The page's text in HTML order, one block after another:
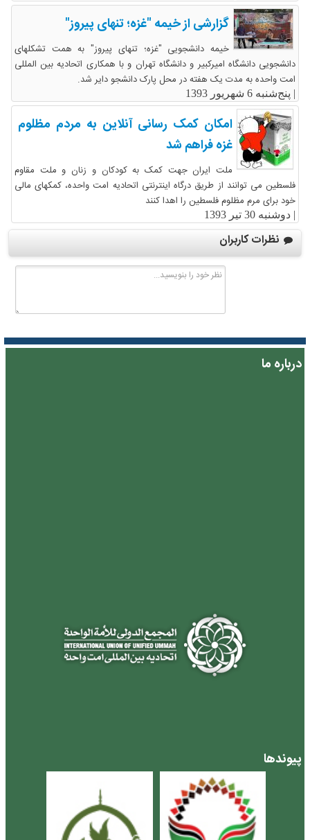
گزارشی از خیمه "غزه؛ تنهای پیروز"
خیمه دانشجویی "غزه؛ تنهای پیروز" به همت تشکلهای
دانشجویی دانشگاه امیرکبیر و دانشگاه تهران و با همکاری اتحادیه بین المللی
امت واحده به مدت یک هفته در محل پارک دانشجو دایر شد.
پنج‌شنبه 6 شهریور 1393
امکان کمک رسانی آنلاین به مردم مظلوم
غزه فراهم شد
ملت ایران جهت کمک به کودکان و زنان و ملت مقاوم
فلسطین می توانند از طریق درگاه اینترنتی اتحادیه امت واحده، کمکهای مالی
خود برای مرم مظلوم فلسطین را اهدا کنند
دوشنبه 30 تیر 1393
نظرات کاربران
درباره ما
پیوندها